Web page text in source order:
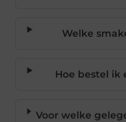
Welke
Hoe bestel ik
Voor welke